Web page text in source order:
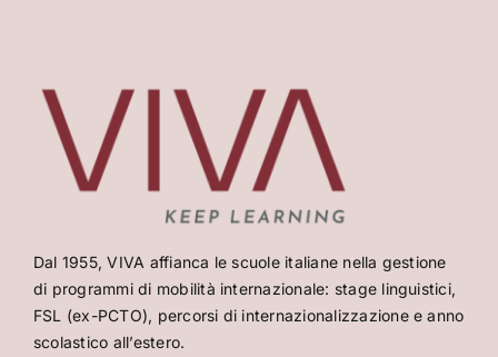
Dal 1955, VIVA affianca le scuole italiane nella gestione
di programmi di mobilità internazionale: stage linguistici,
FSL (ex-PCTO), percorsi di internazionalizzazione e anno
scolastico all’estero.